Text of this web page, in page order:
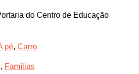
do Centro de Educação
pé, Carro
, Famílias